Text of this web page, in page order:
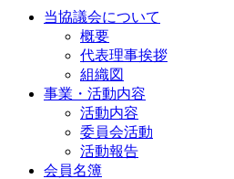
当協議会について
概要
代表理事挨拶
組織図
事業・活動内容
活動内容
委員会活動
活動報告
会員名簿